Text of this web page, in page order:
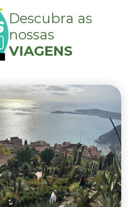
Descubra as
nossas
VIAGENS